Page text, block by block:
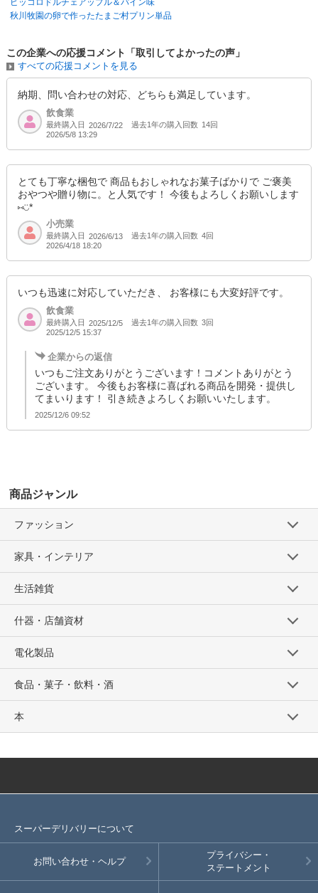
ピッコロドルチェアップル＆パイン味
秋川牧園の卵で作ったたまご村プリン単品
この企業への応援コメント「取引してよかったの声」
すべての応援コメントを見る
納期、問い合わせの対応、どちらも満足しています。
飲食業
最終購入日 2026/7/22 過去1年の購入回数 14回
2026/5/8 13:29
とても丁寧な梱包で 商品もおしゃれなお菓子ばかりで ご褒美
おやつや贈り物に。と人気です！ 今後もよろしくお願いします
⑅◡̈*
小売業
最終購入日 2026/6/13 過去1年の購入回数 4回
2026/4/18 18:20
いつも迅速に対応していただき、 お客様にも大変好評です。
飲食業
最終購入日 2025/12/5 過去1年の購入回数 3回
2025/12/5 15:37
企業からの返信
いつもご注文ありがとうございます！コメントありがとう
ございます。 今後もお客様に喜ばれる商品を開発・提供し
てまいります！ 引き続きよろしくお願いいたします。
2025/12/6 09:52
商品ジャンル
ファッション
家具・インテリア
生活雑貨
什器・店舗資材
電化製品
食品・菓子・飲料・酒
本
スーパーデリバリーについて
お問い合わせ・ヘルプ
プライバシー・
ステートメント